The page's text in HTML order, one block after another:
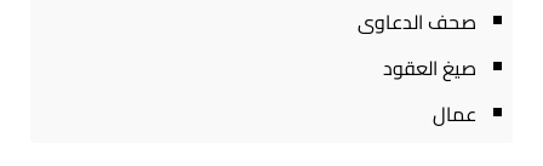
صحف الدعاوى
صيغ العقود
عمال